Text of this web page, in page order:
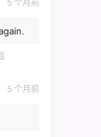
5 个月前
5 个月前